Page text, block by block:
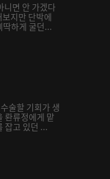
니면 안 가겠다
지만 단박에
딱하게 굴던...
술할 기회가 생
롼류정에게 맡
잡고 있던 ...